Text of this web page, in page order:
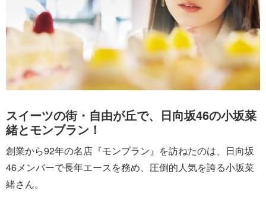
スイーツの街・自由が丘で、日向坂46の小坂菜
緒とモンブラン！
創業から92年の名店『モンブラン』を訪ねたのは、日向坂
46メンバーで長年エースを務め、圧倒的人気を誇る小坂菜
緒さん。